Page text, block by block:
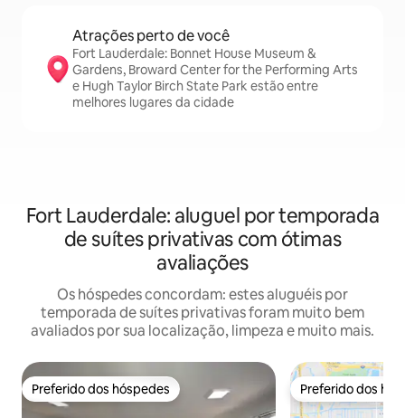
Atrações perto de você
Fort Lauderdale: Bonnet House Museum &
Gardens, Broward Center for the Performing Arts
e Hugh Taylor Birch State Park estão entre
melhores lugares da cidade
Fort Lauderdale: aluguel por temporada
de suítes privativas com ótimas
avaliações
Os hóspedes concordam: estes aluguéis por
temporada de suítes privativas foram muito bem
avaliados por sua localização, limpeza e muito mais.
Preferido dos hóspedes
Preferido dos hóspedes Preferido dos
Preferido dos